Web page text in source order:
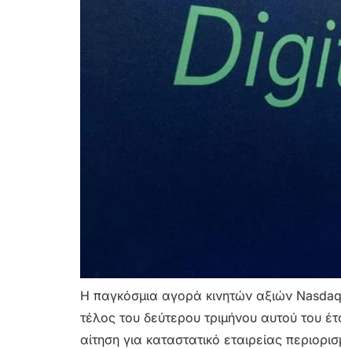
Η παγκόσμια αγορά κινητών αξιών Nasdaq
τέλος του δεύτερου τριμήνου αυτού του
αίτηση για καταστατικό εταιρείας